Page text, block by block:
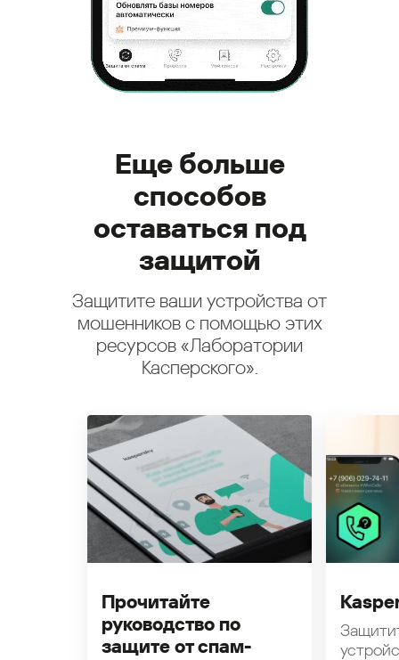
Еще больше
способов
оставаться под
защитой
Защитите ваши устройства от
мошенников с помощью этих
ресурсов «Лаборатории
Касперского».
Прочитайте
руководство по
защите от спам-